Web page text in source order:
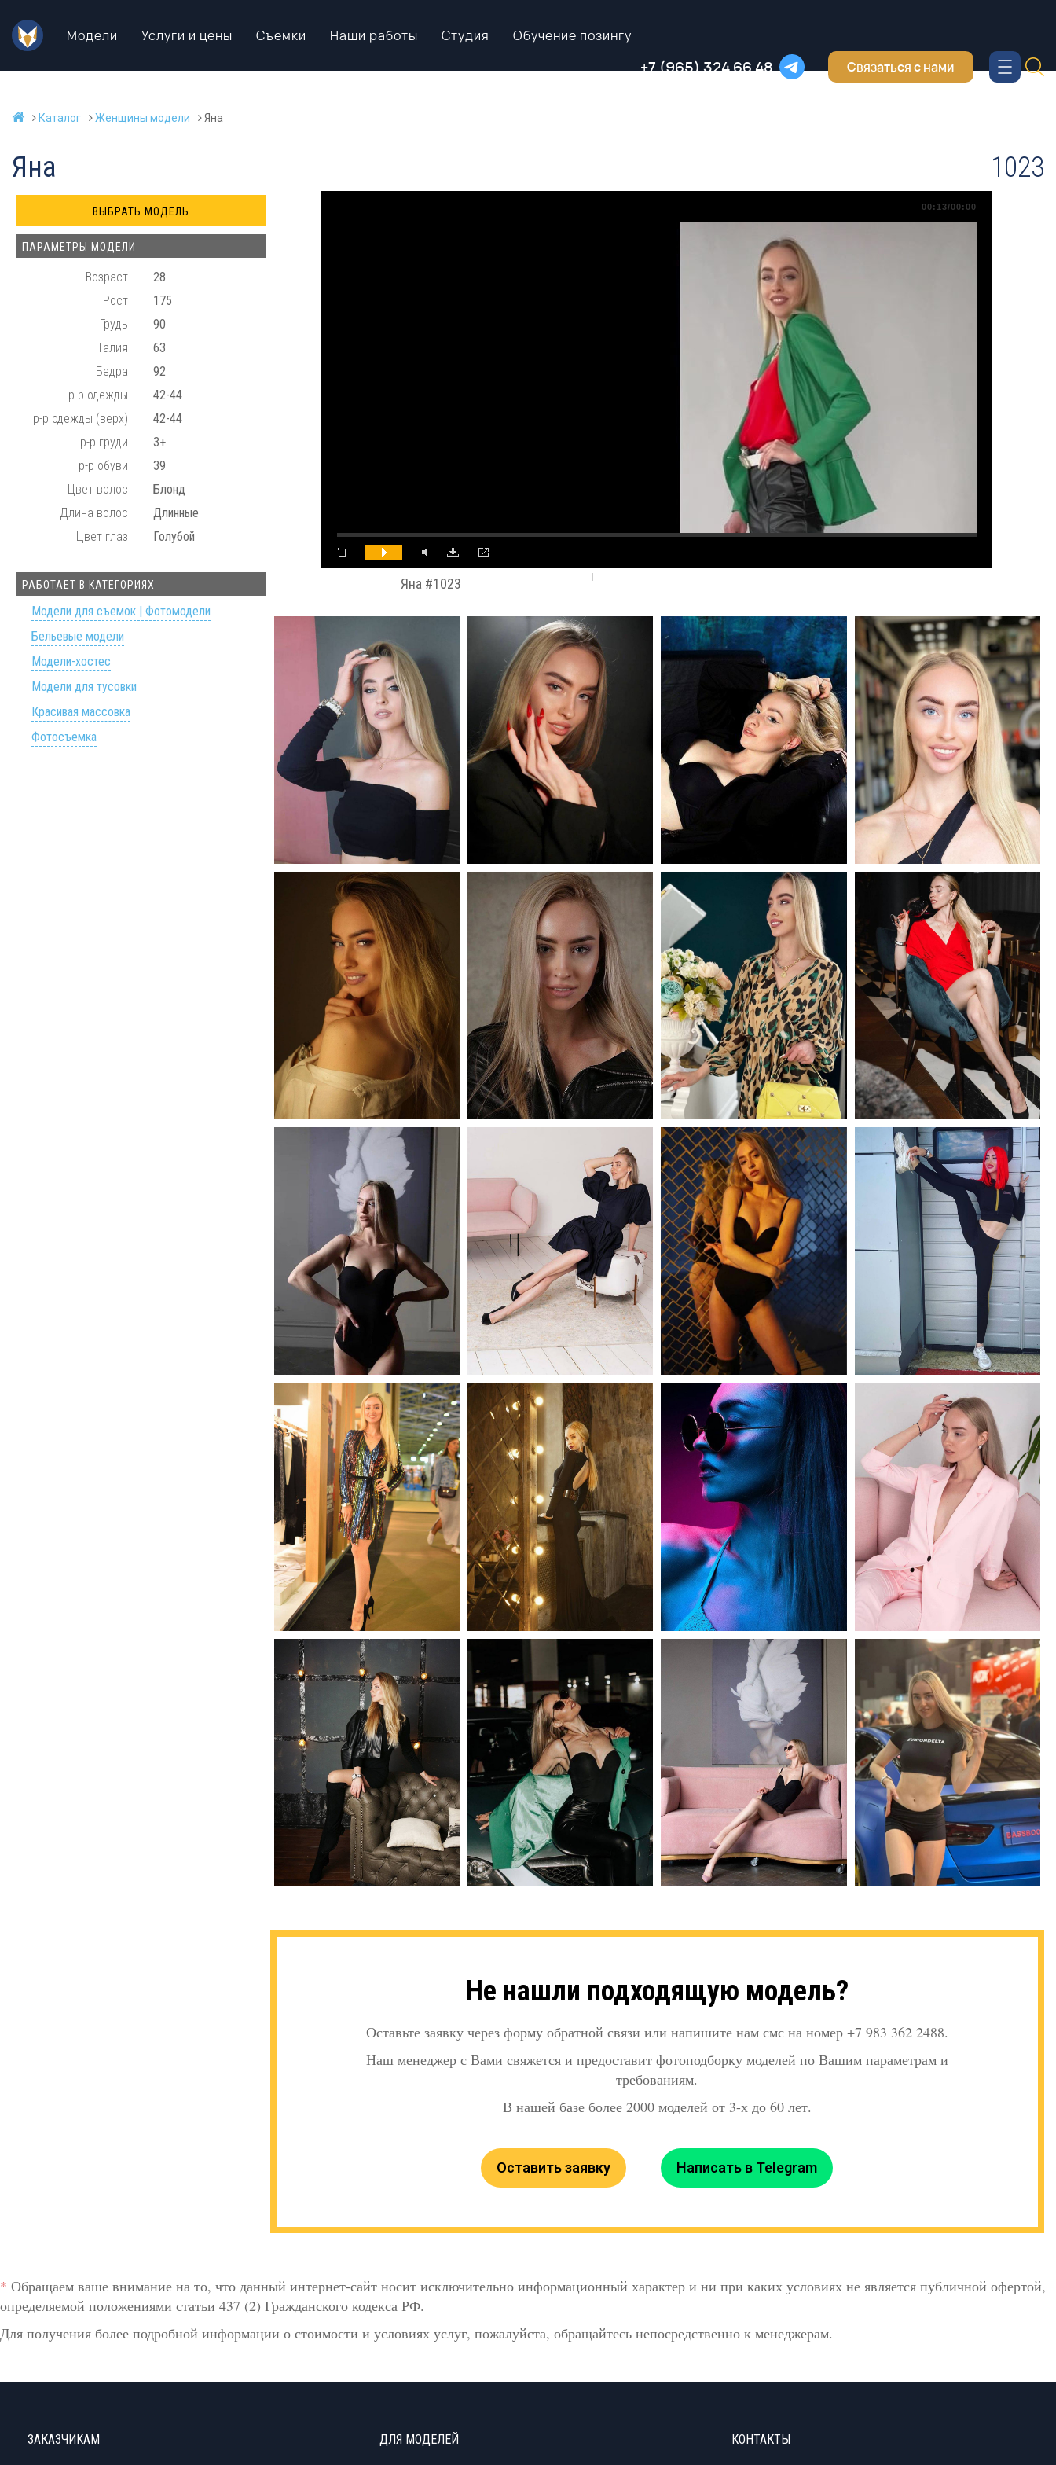
Модели Услуги и цены Съёмки Наши работы Студия Обучение позингу
+7 (965) 324 66 48 Связаться с нами
Каталог Женщины модели Яна
Яна 1023
ПАРАМЕТРЫ МОДЕЛИ
Возраст
28
Рост
175
Грудь
90
Талия
63
Бедра
92
р-р одежды
42-44
р-р одежды (верх)
42-44
р-р груди
3+
р-р обуви
39
Цвет волос
Блонд
Длина волос
Длинные
Цвет глаз
Голубой
РАБОТАЕТ В КАТЕГОРИЯХ
Модели для съемок | Фотомодели
Бельевые модели
Модели-хостес
Модели для тусовки
Красивая массовка
Фотосъемка
00:13/00:00
Яна #1023
Не нашли подходящую модель?
Оставьте заявку через форму обратной связи или напишите нам смс на номер +7 983 362 2488.
Наш менеджер с Вами свяжется и предоставит фотоподборку моделей по Вашим параметрам и
требованиям.
В нашей базе более 2000 моделей от 3-х до 60 лет.
Оставить заявку Написать в Telegram
* Обращаем ваше внимание на то, что данный интернет-сайт носит исключительно информационный характер и ни при каких условиях не является публичной офертой,
определяемой положениями статьи 437 (2) Гражданского кодекса РФ.
Для получения более подробной информации о стоимости и условиях услуг, пожалуйста, обращайтесь непосредственно к менеджерам.
ЗАКАЗЧИКАМ
ДЛЯ МОДЕЛЕЙ
КОНТАКТЫ